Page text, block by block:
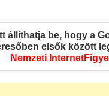
Itt állíthatja be, hogy a
elsők között
Nemzeti